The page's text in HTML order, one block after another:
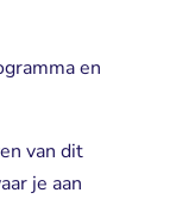
en
van dit
je aan